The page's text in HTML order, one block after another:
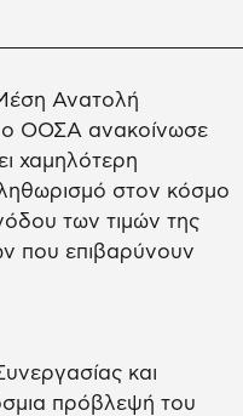
Ανατολή
ο ΟΟΣΑ ανακοίνωσε
χαμηλότερη
στον κόσμο
των τιμών της
που επιβαρύνουν
και
πρόβλεψή του